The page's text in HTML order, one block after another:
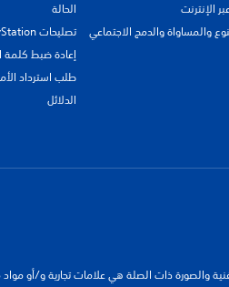
الإنترنت
والمساواة والدمج الاجتماعي
الحالة
تصليحات PlayStation
إعادة ضبط كلمة
طلب استرداد
الدلائل
والصورة ذات الصلة هي علامات تجارية و/أو